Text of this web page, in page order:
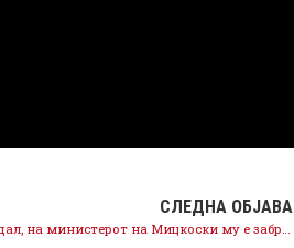
СЛЕДНА ОБЈАВА
СДСМ: Скандал, на министерот на Мицкоски му е забранет влез во САД